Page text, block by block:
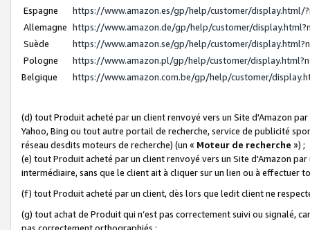
Espagne
https://www.amazon.es/gp/help/customer/display.html/
Allemagne https://www.amazon.de/gp/help/customer/
Suède
https://www.amazon.se/gp/help/customer/
Pologne
https://www.amazon.pl/gp/help/customer/
Belgique
https://www.amazon.com.be/gp/help/customer/
(d) tout Produit acheté par un client renvoyé vers un Site d'Amazon
Yahoo, Bing ou tout autre portail de recherche, service de publicité
réseau desdits moteurs de recherche) (un « Moteur de recherche ») ;
(e) tout Produit acheté par un client renvoyé vers un Site d'Amazon
intermédiaire, sans que le client ait à cliquer sur un lien ou à
(f) tout Produit acheté par un client, dès lors que ledit client ne
(g) tout achat de Produit qui n’est pas correctement suivi ou signalé,
pas correctement orthographiés ;